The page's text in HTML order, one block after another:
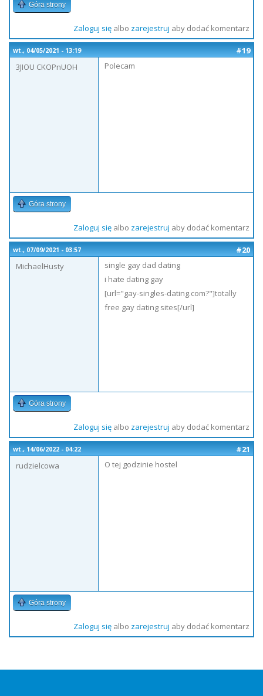
Góra strony
Zaloguj sięalbo zarejestruj aby dodać komentarz
wt., 04/05/2021 - 13:19
#19
3JIOU CKOPnUOH
Polecam
Góra strony
Zaloguj sięalbo zarejestruj aby dodać komentarz
wt., 07/09/2021 - 03:57
#20
MichaelHusty
single gay dad dating
i hate dating gay
[url="gay-singles-dating.com?"]totally
free gay dating sites[/url]
Góra strony
Zaloguj sięalbo zarejestruj aby dodać komentarz
wt., 14/06/2022 - 04:22
#21
rudzielcowa
O tej godzinie hostel
Góra strony
Zaloguj sięalbo zarejestruj aby dodać komentarz